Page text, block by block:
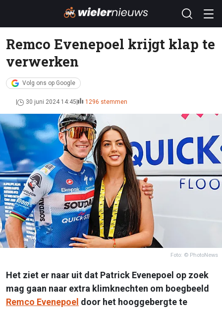
Remco Evenepoel krijgt klap te
verwerken
Volg ons op Google
30 juni 2024 14:45 1296 stemmen
Foto: © PhotoNews
Het ziet er naar uit dat Patrick Evenepoel op zoek
mag gaan naar extra klimknechten om boegbeeld
Remco Evenepoel door het hooggebergte te